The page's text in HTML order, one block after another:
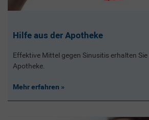
Hilfe aus der Apotheke
Effektive Mittel gegen Sinusitis erhalten
Apotheke.
Mehr erfahren